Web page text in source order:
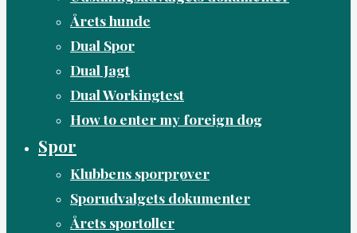
Årets hunde
Dual Spor
Dual Jagt
Dual Workingtest
How to enter my foreign dog
Spor
Klubbens sporprøver
Sporudvalgets dokumenter
Årets sportoller